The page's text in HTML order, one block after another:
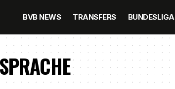
BVB NEWS TRANSFERS BUNDESLIGA